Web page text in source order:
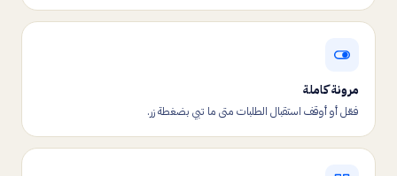
مرونة كاملة
فعّل أو أوقف استقبال الطلبات متى ما تبي بضغطة زر.